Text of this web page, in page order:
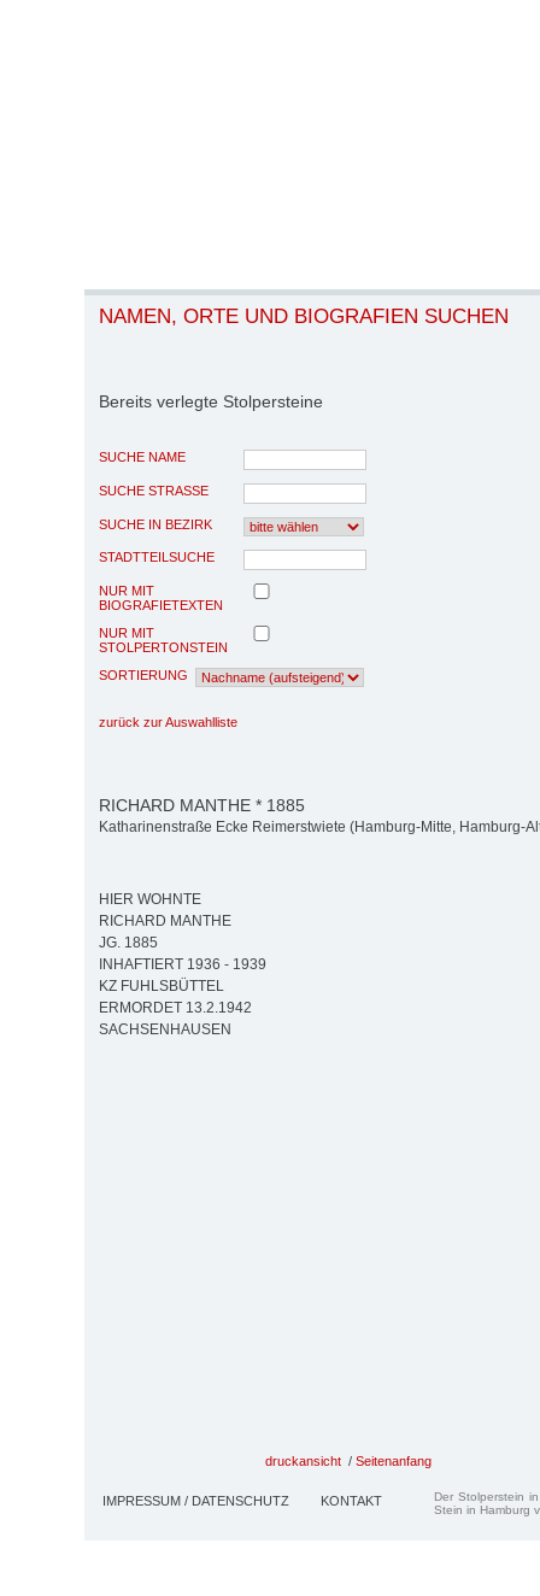
NAMEN, ORTE UND BIOGRAFIEN SUCHEN
Bereits verlegte Stolpersteine
SUCHE NAME
SUCHE STRASSE
SUCHE IN BEZIRK
STADTTEILSUCHE
NUR MIT
BIOGRAFIETEXTEN
NUR MIT
STOLPERTONSTEIN
SORTIERUNG
zurück zur Auswahlliste
RICHARD MANTHE * 1885
Katharinenstraße Ecke Reimerstwiete (Hamburg-Mitte, Hamburg-
HIER WOHNTE
RICHARD MANTHE
JG. 1885
INHAFTIERT 1936 - 1939
KZ FUHLSBÜTTEL
ERMORDET 13.2.1942
SACHSENHAUSEN
druckansicht / Seitenanfang
IMPRESSUM / DATENSCHUTZ KONTAKT
Der Stolperstein
Stein in Hamburg